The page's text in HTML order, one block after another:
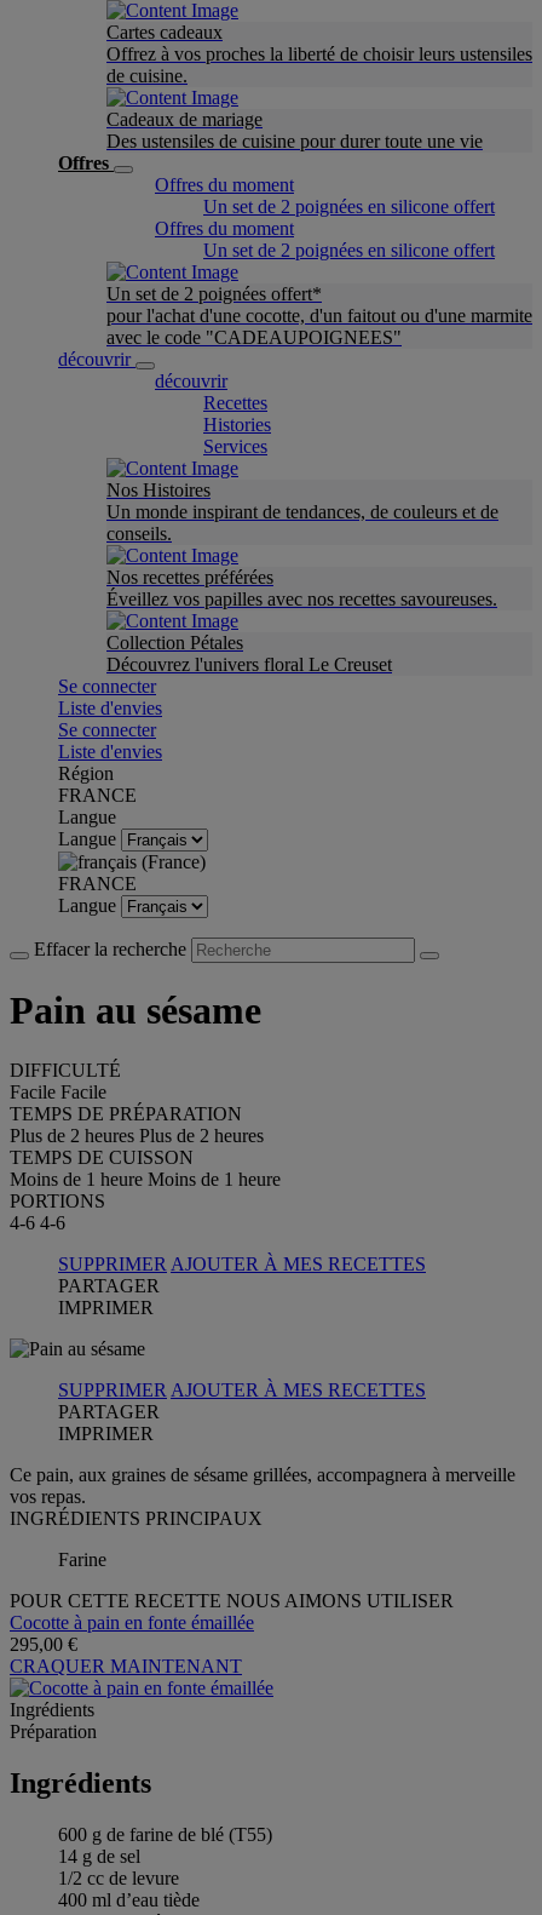
Cartes cadeaux
Offrez à vos proches la liberté de choisir leurs ustensiles
de cuisine.
Cadeaux de mariage
Des ustensiles de cuisine pour durer toute une vie
Offres
Offres du moment
Un set de 2 poignées en silicone offert
Offres du moment
Un set de 2 poignées en silicone offert
Un set de 2 poignées offert*
pour l'achat d'une cocotte, d'un faitout ou d'une marmite
avec le code "CADEAUPOIGNEES"
découvrir
découvrir
Recettes
Histories
Services
Nos Histoires
Un monde inspirant de tendances, de couleurs et de
conseils.
Nos recettes préférées
Éveillez vos papilles avec nos recettes savoureuses.
Collection Pétales
Découvrez l'univers floral Le Creuset
Se connecter
Liste d'envies
Se connecter
Liste d'envies
Région
FRANCE
Langue
Langue
FRANCE
Langue
Effacer la recherche
Pain au sésame
DIFFICULTÉ
Facile Facile
TEMPS DE PRÉPARATION
Plus de 2 heures Plus de 2 heures
TEMPS DE CUISSON
Moins de 1 heure Moins de 1 heure
PORTIONS
4-6 4-6
SUPPRIMER AJOUTER À MES RECETTES
PARTAGER
IMPRIMER
SUPPRIMER AJOUTER À MES RECETTES
PARTAGER
IMPRIMER
Ce pain, aux graines de sésame grillées, accompagnera à merveille
vos repas.
INGRÉDIENTS PRINCIPAUX
Farine
POUR CETTE RECETTE NOUS AIMONS UTILISER
Cocotte à pain en fonte émaillée
295,00 €
CRAQUER MAINTENANT
Ingrédients
Préparation
Ingrédients
600 g de farine de blé (T55)
14 g de sel
1/2 cc de levure
400 ml d’eau tiède